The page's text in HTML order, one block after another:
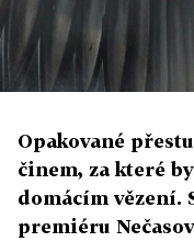
Opakované
činem, za které
domácím vězení.
premiéru